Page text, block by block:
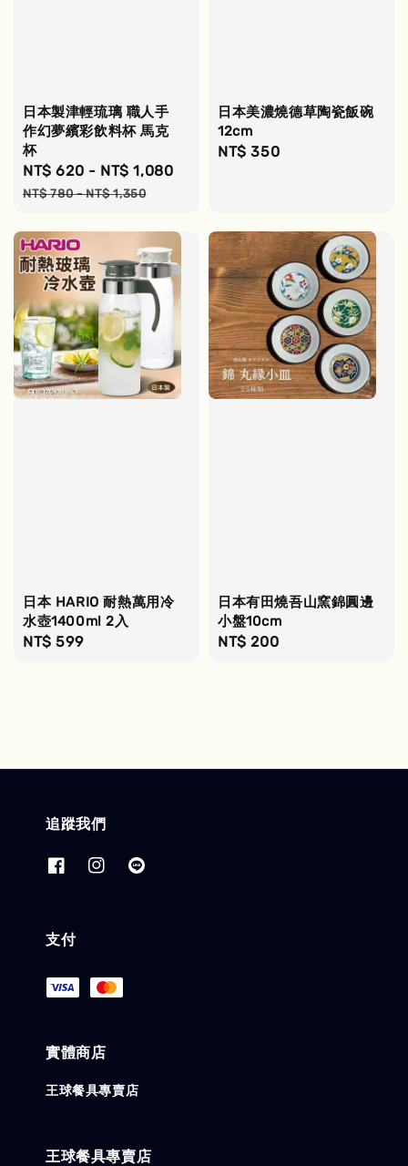
日本製津輕琉璃 職人手
作幻夢繽彩飲料杯 馬克
杯
Sale
price
NT$ 620 - NT$ 1,080
NT$ 780-NT$ 1,350
日本美濃燒德草陶瓷飯碗
12cm
Regular
NT$ 350
日本 HARIO 耐熱萬用冷
水壺1400ml 2入
Regular
NT$ 599
日本有田燒吾山窯錦圓邊
小盤10cm
Regular
NT$ 200
追蹤我們
支付
實體商店
王球餐具專賣店
王球餐具專賣店